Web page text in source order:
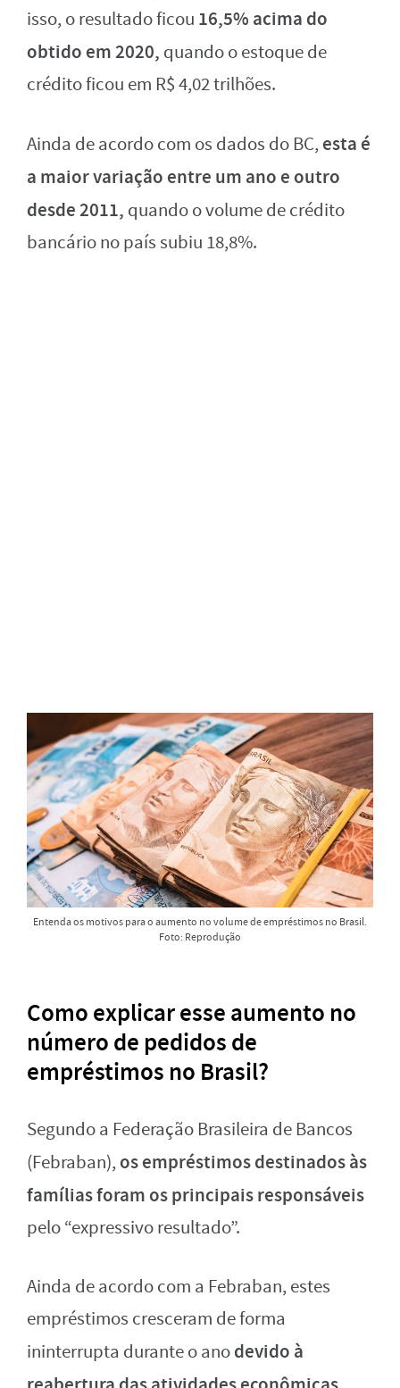
isso, o resultado ficou 16,5% acima do
obtido em 2020, quando o estoque de
crédito ficou em R$ 4,02 trilhões.
Ainda de acordo com os dados do BC, esta é
a maior variação entre um ano e outro
desde 2011, quando o volume de crédito
bancário no país subiu 18,8%.
Entenda os motivos para o aumento no volume de empréstimos no Brasil.
Foto: Reprodução
Como explicar esse aumento no
número de pedidos de
empréstimos no Brasil?
Segundo a Federação Brasileira de Bancos
(Febraban), os empréstimos destinados às
famílias foram os principais responsáveis
pelo “expressivo resultado”.
Ainda de acordo com a Febraban, estes
empréstimos cresceram de forma
ininterrupta durante o anodevido à